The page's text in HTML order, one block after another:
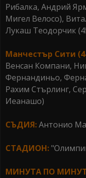
Рибалка, Андрий
Мигел Велосо),
Лукаш Теодорчик
Манчестър Сити
Венсан Компани,
Фернандиньо,
Рахим Стърлинг,
Иеанашо)
СЪДИЯ:Антонио
СТАДИОН:
МИНУТА ПО